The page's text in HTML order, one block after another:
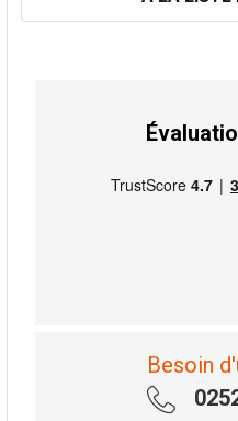
Besoin